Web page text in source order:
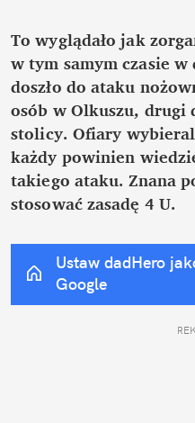
To wyglądało jak
w tym samym czasie
doszło do ataku
osób w Olkuszu, drugi
stolicy. Ofiary
każdy powinien
takiego ataku. Znana
stosować zasadę 4 U.
Ustaw dadHero
Google